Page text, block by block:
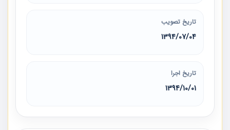
تاریخ تصویب
1394/07/04
تاریخ اجرا
1394/10/01